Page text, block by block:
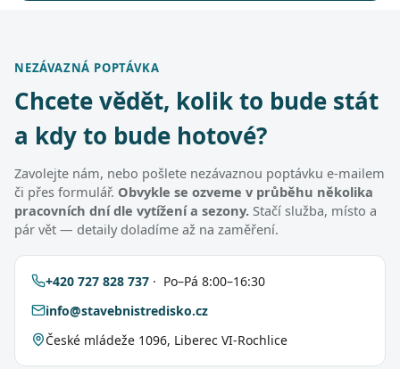
NEZÁVAZNÁ POPTÁVKA
Chcete vědět, kolik to bude stát
a kdy to bude hotové?
Zavolejte nám, nebo pošlete nezávaznou poptávku e-mailem
či přes formulář. Obvykle se ozveme v průběhu několika
pracovních dní dle vytížení a sezony. Stačí služba, místo a
pár vět — detaily doladíme až na zaměření.
+420 727 828 737 · Po–Pá 8:00–16:30
info@stavebnistredisko.cz
České mládeže 1096, Liberec VI-Rochlice